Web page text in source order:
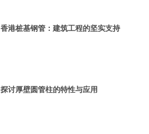
香港桩基钢管：建筑工程的坚实支持
探讨厚壁圆管柱的特性与应用